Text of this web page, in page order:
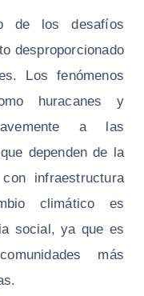
de los desafíos
desproporcionado
Los fenómenos
huracanes y
a las
dependen de la
infraestructura
climático es
social, ya que es
más